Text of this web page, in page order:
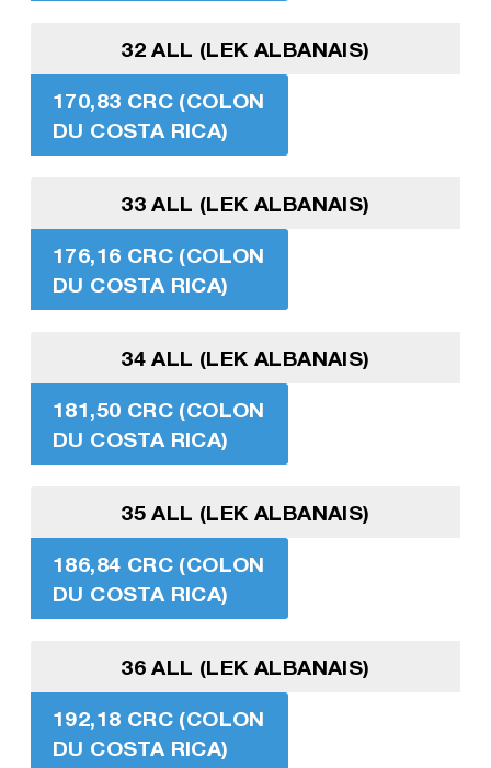
32 ALL (LEK ALBANAIS)
170,83 CRC (COLON
DU COSTA RICA)
33 ALL (LEK ALBANAIS)
176,16 CRC (COLON
DU COSTA RICA)
34 ALL (LEK ALBANAIS)
181,50 CRC (COLON
DU COSTA RICA)
35 ALL (LEK ALBANAIS)
186,84 CRC (COLON
DU COSTA RICA)
36 ALL (LEK ALBANAIS)
192,18 CRC (COLON
DU COSTA RICA)